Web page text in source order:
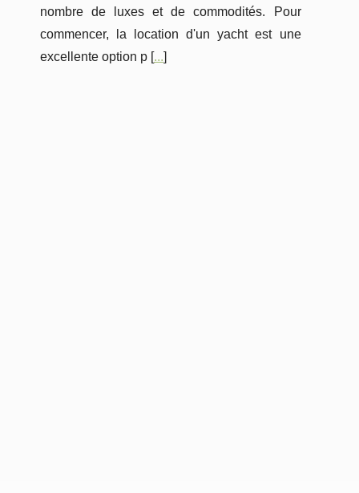
nombre de luxes et de commodités. Pour
commencer, la location d'un yacht est une
excellente option p [...]